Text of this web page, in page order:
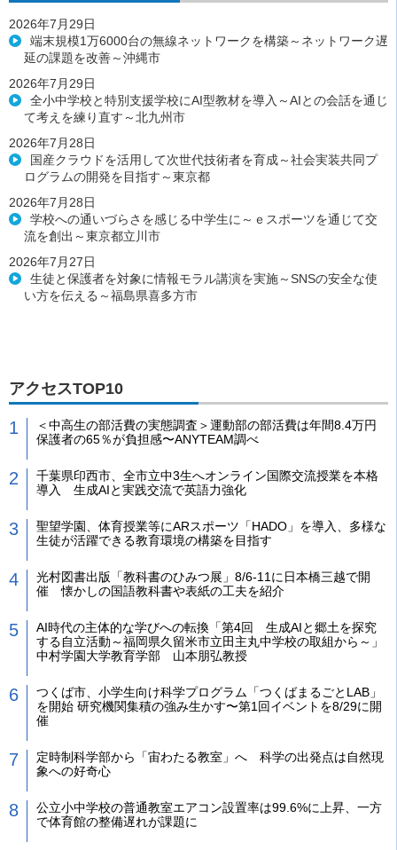
2026年7月29日
端末規模1万6000台の無線ネットワークを構築～ネットワーク遅
延の課題を改善～沖縄市
2026年7月29日
全小中学校と特別支援学校にAI型教材を導入～AIとの会話を通じ
て考えを練り直す～北九州市
2026年7月28日
国産クラウドを活用して次世代技術者を育成～社会実装共同プ
ログラムの開発を目指す～東京都
2026年7月28日
学校への通いづらさを感じる中学生に～ｅスポーツを通じて交
流を創出～東京都立川市
2026年7月27日
生徒と保護者を対象に情報モラル講演を実施～SNSの安全な使
い方を伝える～福島県喜多方市
アクセスTOP10
＜中高生の部活費の実態調査＞運動部の部活費は年間8.4万円
保護者の65％が負担感〜ANYTEAM調べ
千葉県印西市、全市立中3生へオンライン国際交流授業を本格
導入 生成AIと実践交流で英語力強化
聖望学園、体育授業等にARスポーツ「HADO」を導入、多様な
生徒が活躍できる教育環境の構築を目指す
光村図書出版「教科書のひみつ展」8/6-11に日本橋三越で開
催 懐かしの国語教科書や表紙の工夫を紹介
AI時代の主体的な学びへの転換「第4回 生成AIと郷土を探究
する自立活動～福岡県久留米市立田主丸中学校の取組から～」
中村学園大学教育学部 山本朋弘教授
つくば市、小学生向け科学プログラム「つくばまるごとLAB」
を開始 研究機関集積の強み生かす〜第1回イベントを8/29に開
催
定時制科学部から「宙わたる教室」へ 科学の出発点は自然現
象への好奇心
公立小中学校の普通教室エアコン設置率は99.6%に上昇、一方
で体育館の整備遅れが課題に